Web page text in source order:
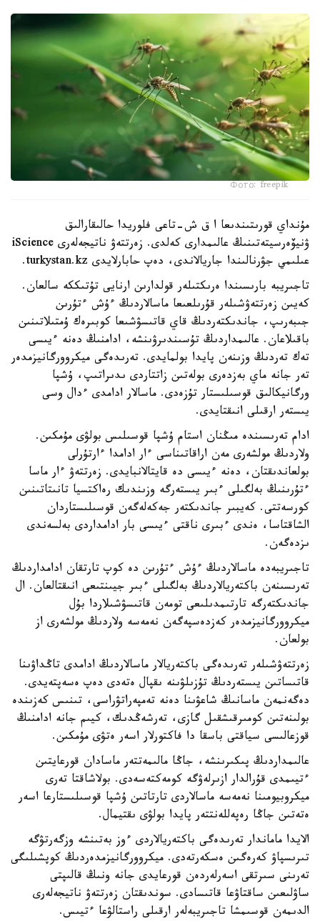
Фото: freepik
مۇنداي قورىتىندىعا ا ق ش-تاعى فلوريدا حالىقارالىق
ۋنيۆەرسيتەتىنىڭ عالىمدارى كەلدى. زەرتتەۋ ناتيجەلەرى iScience
عىلىمي جۋرنالىندا جاريالاندى، دەپ حابارلايدى turkystan.kz.
تاجىريبە بارىسىندا ەرىكتىلەر قولدارىن ارنايى تۇتىككە سالعان.
كەيىن زەرتتەۋشىلەر قۇرىلعىعا ماسالاردىڭ ءۇش ءتۇرىن
جىبەرىپ، جاندىكتەردىڭ قاي قاتىسۋشىعا كوبىرەك ۇمتىلاتىنىن
باقىلاعان. عالىمداردىڭ تۇسىندىرۋىنشە، ادامنىڭ دەنە ءيىسى
تەك تەردىڭ وزىنەن پايدا بولمايدى. تەرىدەگى ميكروورگانيزمدەر
تەر جانە ماي بەزدەرى بولەتىن زاتتاردى ىدىراتىپ، ۇشپا
ورگانيكالىق قوسىلىستار تۇزەدى. ماسالار ادامدى ءدال وسى
يىستەر ارقىلى انىقتايدى.
ادام تەرىسىندە مىڭنان استام ۇشپا قوسىلىس بولۋى مۇمكىن.
ولاردىڭ مولشەرى مەن اراقاتىناسى ءار ادامدا ءارتۇرلى
بولعاندىقتان، دەنە ءيىسى دە قايتالانبايدى. زەرتتەۋ ءار ماسا
ءتۇرىنىڭ بەلگىلى ءبىر يىستەرگە وزىندىك رەاكتسيا تانىتاتىنىن
كورسەتتى. كەيبىر جاندىكتەر جەكەلەگەن قوسىلىستاردان
الشاقتاسا، ەندى ءبىرى ناقتى ءيىسى بار ادامداردى بەلسەندى
ىزدەگەن.
تاجىريبەدە ماسالاردىڭ ءۇش ءتۇرىن دە كوپ تارتقان ادامداردىڭ
تەرىسىنەن باكتەريالاردىڭ بەلگىلى ءبىر جيىنتىعى انىقتالعان. ال
جاندىكتەرگە تارتىمدىلىعى تومەن قاتىسۋشىلاردا بۇل
ميكروورگانيزمدەر كەزدەسپەگەن نەمەسە ولاردىڭ مولشەرى از
بولعان.
زەرتتەۋشىلەر تەرىدەگى باكتەريالار ماسالاردىڭ ادامدى تاڭداۋىنا
قاتىساتىن يىستەردىڭ تۇزىلۋىنە ىقپال ەتەدى دەپ ەسەپتەيدى.
دەگەنمەن ماسانىڭ شاعۋىنا دەنە تەمپەراتۋراسى، تىنىس كەزىندە
بولىنەتىن كومىرقىشقىل گازى، تەرشەڭدىك، كيىم جانە ادامنىڭ
قوزعالىسى سياقتى باسقا دا فاكتورلار اسەر ەتۋى مۇمكىن.
عالىمداردىڭ پىكىرىنشە، جاڭا مالىمەتتەر ماسادان قورعايتىن
ءتيىمدى قۇرالدار ازىرلەۋگە كومەكتەسەدى. بولاشاقتا تەرى
ميكروبيومىنا نەمەسە ماسالاردى تارتاتىن ۇشپا قوسىلىستارعا اسەر
ەتەتىن جاڭا رەپەللەنتتەر پايدا بولۋى ىقتيمال.
الايدا ماماندار تەرىدەگى باكتەريالاردى ءوز بەتىنشە وزگەرتۋگە
تىرىسپاۋ كەرەگىن ەسكەرتەدى. ميكروورگانيزمدەردىڭ كوپشىلىگى
تەرىنى سىرتقى اسەرلەردەن قورعايدى جانە ونىڭ قالىپتى
ساۋلىعىن ساقتاۋعا قاتىسادى. سوندىقتان زەرتتەۋ ناتيجەلەرى
الدىمەن قوسىمشا تاجىريبەلەر ارقىلى راستالۋعا ءتيىس.